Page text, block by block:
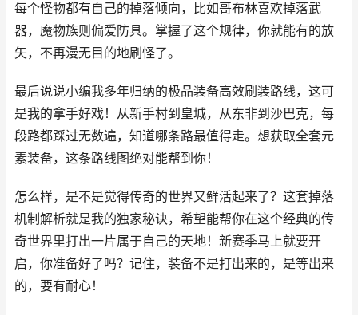
每个怪物都有自己的掉落倾向，比如哥布林喜欢掉落武
器，魔物族则偏爱防具。掌握了这个规律，你就能有的放
矢，不再漫无目的地刷怪了。
最后说说小编我多年归纳的极品装备高效刷装路线，这可
是我的拿手好戏！从新手村到皇城，从东非到沙巴克，每
段路都踩过无数遍，知道哪条路最值得走。想获取全套元
素装备，这条路线图绝对能帮到你！
怎么样，是不是觉得传奇的世界又鲜活起来了？这套掉落
机制解析就是我的独家秘诀，希望能帮你在这个经典的传
奇世界里打出一片属于自己的天地！新赛季马上就要开
启，你准备好了吗？记住，装备不是打出来的，是等出来
的，要有耐心！